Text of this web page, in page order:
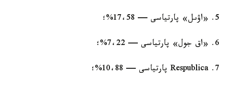
5. «اۋىل» پارتياسى — 17،58%؛
6. «اق جول» پارتياسى — 7،22%؛
7. Respublica پارتياسى — 10،88%؛